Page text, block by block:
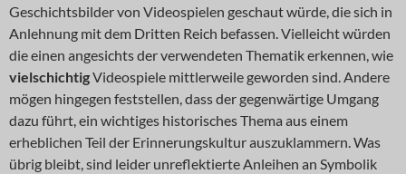
Geschichtsbilder von Videospielen geschaut würde, die sich in
Anlehnung mit dem Dritten Reich befassen. Vielleicht würden
die einen angesichts der verwendeten Thematik erkennen, wie
vielschichtigVideospiele mittlerweile geworden sind. Andere
mögen hingegen feststellen, dass der gegenwärtige Umgang
dazu führt, ein wichtiges historisches Thema aus einem
erheblichen Teil der Erinnerungskultur auszuklammern. Was
übrig bleibt, sind leider unreflektierte Anleihen an Symbolik